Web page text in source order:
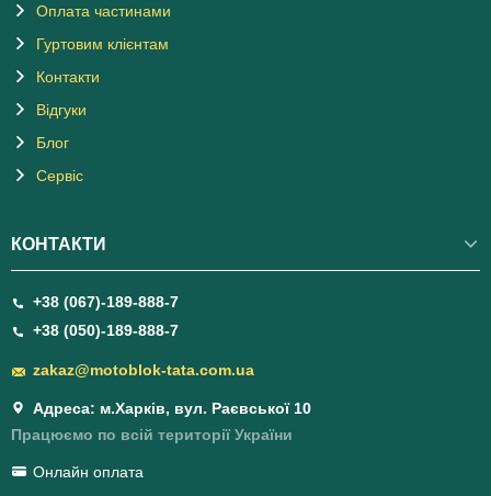
Оплата частинами
Гуртовим клієнтам
Контакти
Відгуки
Блог
Сервіс
КОНТАКТИ
+38 (067)-189-888-7
+38 (050)-189-888-7
zakaz@motoblok-tata.com.ua
Адреса: м.Харків, вул. Раєвської 10
Працюємо по всій території України
Онлайн оплата